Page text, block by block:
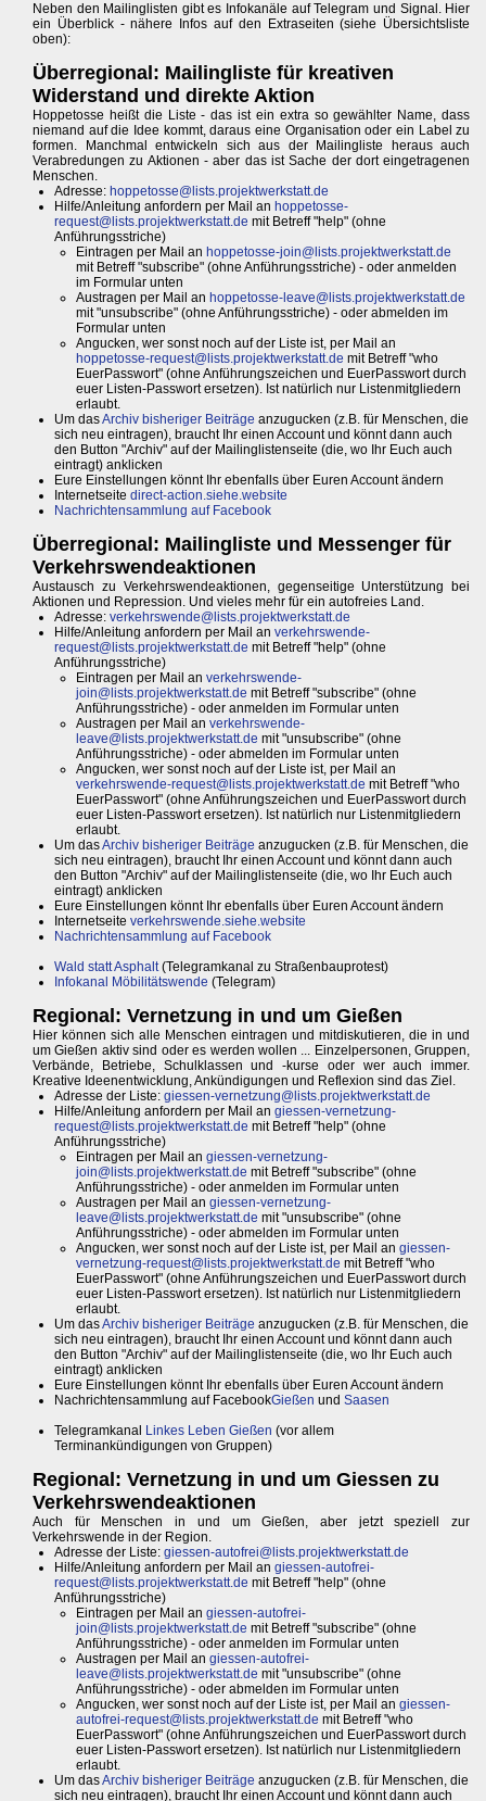
Neben den Mailinglisten gibt es Infokanäle auf Telegram und Signal. Hier
ein Überblick - nähere Infos auf den Extraseiten (siehe Übersichtsliste
oben):
Überregional: Mailingliste für kreativen
Widerstand und direkte Aktion
Hoppetosse heißt die Liste - das ist ein extra so gewählter Name, dass
niemand auf die Idee kommt, daraus eine Organisation oder ein Label zu
formen. Manchmal entwickeln sich aus der Mailingliste heraus auch
Verabredungen zu Aktionen - aber das ist Sache der dort eingetragenen
Menschen.
Adresse: hoppetosse@lists.projektwerkstatt.de
Hilfe/Anleitung anfordern per Mail an hoppetosse-
request@lists.projektwerkstatt.de mit Betreff "help" (ohne
Anführungsstriche)
Eintragen per Mail an hoppetosse-join@lists.projektwerkstatt.de
mit Betreff "subscribe" (ohne Anführungsstriche) - oder anmelden
im Formular unten
Austragen per Mail an hoppetosse-leave@lists.projektwerkstatt.de
mit "unsubscribe" (ohne Anführungsstriche) - oder abmelden im
Formular unten
Angucken, wer sonst noch auf der Liste ist, per Mail an
hoppetosse-request@lists.projektwerkstatt.de mit Betreff "who
EuerPasswort" (ohne Anführungszeichen und EuerPasswort durch
euer Listen-Passwort ersetzen). Ist natürlich nur Listenmitgliedern
erlaubt.
Um dasArchiv bisheriger Beiträge anzugucken (z.B. für Menschen, die
sich neu eintragen), braucht Ihr einen Account und könnt dann auch
den Button "Archiv" auf der Mailinglistenseite (die, wo Ihr Euch auch
eintragt) anklicken
Eure Einstellungen könnt Ihr ebenfalls über Euren Account ändern
Internetseite direct-action.siehe.website
Nachrichtensammlung auf Facebook
Überregional: Mailingliste und Messenger für
Verkehrswendeaktionen
Austausch zu Verkehrswendeaktionen, gegenseitige Unterstützung bei
Aktionen und Repression. Und vieles mehr für ein autofreies Land.
Adresse: verkehrswende@lists.projektwerkstatt.de
Hilfe/Anleitung anfordern per Mail an verkehrswende-
request@lists.projektwerkstatt.de mit Betreff "help" (ohne
Anführungsstriche)
Eintragen per Mail an verkehrswende-
join@lists.projektwerkstatt.de mit Betreff "subscribe" (ohne
Anführungsstriche) - oder anmelden im Formular unten
Austragen per Mail an verkehrswende-
leave@lists.projektwerkstatt.de mit "unsubscribe" (ohne
Anführungsstriche) - oder abmelden im Formular unten
Angucken, wer sonst noch auf der Liste ist, per Mail an
verkehrswende-request@lists.projektwerkstatt.de mit Betreff "who
EuerPasswort" (ohne Anführungszeichen und EuerPasswort durch
euer Listen-Passwort ersetzen). Ist natürlich nur Listenmitgliedern
erlaubt.
Um dasArchiv bisheriger Beiträge anzugucken (z.B. für Menschen, die
sich neu eintragen), braucht Ihr einen Account und könnt dann auch
den Button "Archiv" auf der Mailinglistenseite (die, wo Ihr Euch auch
eintragt) anklicken
Eure Einstellungen könnt Ihr ebenfalls über Euren Account ändern
Internetseite verkehrswende.siehe.website
Nachrichtensammlung auf Facebook
Wald statt Asphalt(Telegramkanal zu Straßenbauprotest)
Infokanal Möbilitätswende (Telegram)
Regional: Vernetzung in und um Gießen
Hier können sich alle Menschen eintragen und mitdiskutieren, die in und
um Gießen aktiv sind oder es werden wollen ... Einzelpersonen, Gruppen,
Verbände, Betriebe, Schulklassen und -kurse oder wer auch immer.
Kreative Ideenentwicklung, Ankündigungen und Reflexion sind das Ziel.
Adresse der Liste: giessen-vernetzung@lists.projektwerkstatt.de
Hilfe/Anleitung anfordern per Mail an giessen-vernetzung-
request@lists.projektwerkstatt.de mit Betreff "help" (ohne
Anführungsstriche)
Eintragen per Mail an giessen-vernetzung-
join@lists.projektwerkstatt.de mit Betreff "subscribe" (ohne
Anführungsstriche) - oder anmelden im Formular unten
Austragen per Mail an giessen-vernetzung-
leave@lists.projektwerkstatt.de mit "unsubscribe" (ohne
Anführungsstriche) - oder abmelden im Formular unten
Angucken, wer sonst noch auf der Liste ist, per Mail an giessen-
vernetzung-request@lists.projektwerkstatt.de mit Betreff "who
EuerPasswort" (ohne Anführungszeichen und EuerPasswort durch
euer Listen-Passwort ersetzen). Ist natürlich nur Listenmitgliedern
erlaubt.
Um dasArchiv bisheriger Beiträge anzugucken (z.B. für Menschen, die
sich neu eintragen), braucht Ihr einen Account und könnt dann auch
den Button "Archiv" auf der Mailinglistenseite (die, wo Ihr Euch auch
eintragt) anklicken
Eure Einstellungen könnt Ihr ebenfalls über Euren Account ändern
Nachrichtensammlung auf FacebookGießen und Saasen
Telegramkanal Linkes Leben Gießen (vor allem
Terminankündigungen von Gruppen)
Regional: Vernetzung in und um Giessen zu
Verkehrswendeaktionen
Auch für Menschen in und um Gießen, aber jetzt speziell zur
Verkehrswende in der Region.
Adresse der Liste: giessen-autofrei@lists.projektwerkstatt.de
Hilfe/Anleitung anfordern per Mail an giessen-autofrei-
request@lists.projektwerkstatt.de mit Betreff "help" (ohne
Anführungsstriche)
Eintragen per Mail an giessen-autofrei-
join@lists.projektwerkstatt.de mit Betreff "subscribe" (ohne
Anführungsstriche) - oder anmelden im Formular unten
Austragen per Mail an giessen-autofrei-
leave@lists.projektwerkstatt.de mit "unsubscribe" (ohne
Anführungsstriche) - oder abmelden im Formular unten
Angucken, wer sonst noch auf der Liste ist, per Mail an giessen-
autofrei-request@lists.projektwerkstatt.de mit Betreff "who
EuerPasswort" (ohne Anführungszeichen und EuerPasswort durch
euer Listen-Passwort ersetzen). Ist natürlich nur Listenmitgliedern
erlaubt.
Um dasArchiv bisheriger Beiträge anzugucken (z.B. für Menschen, die
sich neu eintragen), braucht Ihr einen Account und könnt dann auch